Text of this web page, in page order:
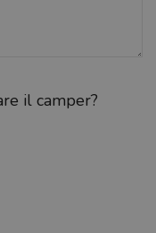
il camper?